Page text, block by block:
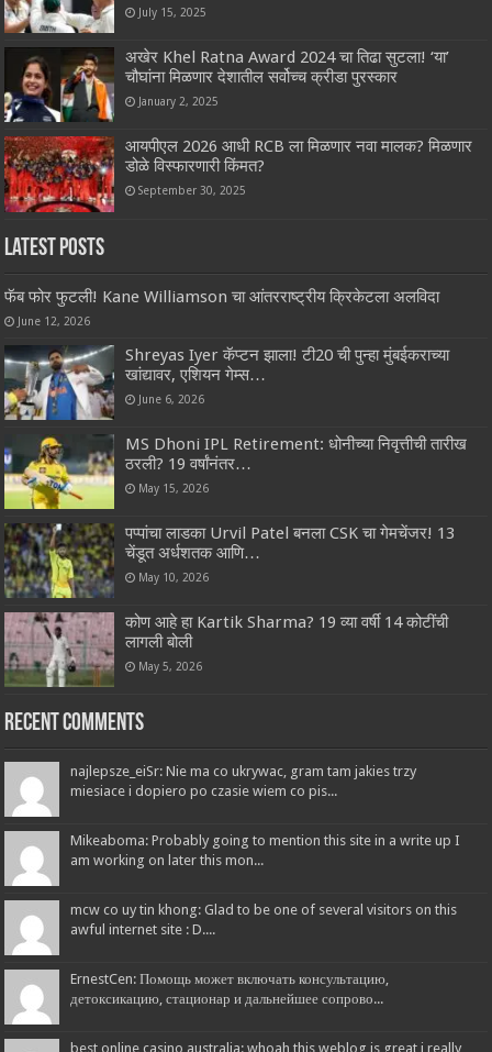
July 15, 2025
अखेर Khel Ratna Award 2024 चा तिढा सुटला! ‘या’
चौघांना मिळणार देशातील सर्वोच्च क्रीडा पुरस्कार
January 2, 2025
आयपीएल 2026 आधी RCB ला मिळणार नवा मालक? मिळणार
डोळे विस्फारणारी किंमत?
September 30, 2025
Latest Posts
फॅब फोर फुटली! Kane Williamson चा आंतरराष्ट्रीय क्रिकेटला अलविदा
June 12, 2026
Shreyas Iyer कॅप्टन झाला! टी20 ची पुन्हा मुंबईकराच्या
खांद्यावर, एशियन गेम्स…
June 6, 2026
MS Dhoni IPL Retirement: धोनीच्या निवृत्तीची तारीख
ठरली? 19 वर्षांनंतर…
May 15, 2026
पप्पांचा लाडका Urvil Patel बनला CSK चा गेमचेंजर! 13
चेंडूत अर्धशतक आणि…
May 10, 2026
कोण आहे हा Kartik Sharma? 19 व्या वर्षी 14 कोटींची
लागली बोली
May 5, 2026
Recent Comments
najlepsze_eiSr: Nie ma co ukrywac, gram tam jakies trzy
miesiace i dopiero po czasie wiem co pis...
Mikeaboma: Probably going to mention this site in a write up I
am working on later this mon...
mcw co uy tin khong: Glad to be one of several visitors on this
awful internet site : D....
ErnestCen: Помощь может включать консультацию,
детоксикацию, стационар и дальнейшее сопрово...
best online casino australia: whoah this weblog is great i really